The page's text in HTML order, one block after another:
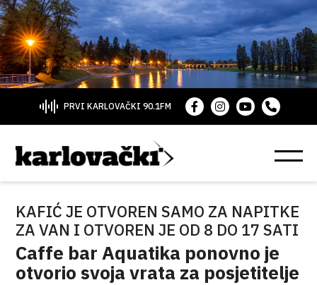
PRVI KARLOVAČKI 90.1FM
KAFIĆ JE OTVOREN SAMO ZA NAPITKE
ZA VAN I OTVOREN JE OD 8 DO 17 SATI
Caffe bar Aquatika ponovno je
otvorio svoja vrata za posjetitelje